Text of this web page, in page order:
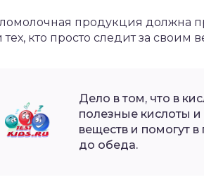
продукция должна
тех, кто просто следит за своим
Дело в том, что в
полезные кислоты
веществ и помогут
до обеда.